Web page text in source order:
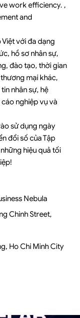
work efficiency. ,
and
với đa dạng
hồ sơ nhân sự,
đào tạo, thời gian
mại khác,
nhân sự, hệ
nghiệp vụ và
sử dụng ngày
đổi số của Tập
hiệu quả tối
Nebula
Chinh Street,
Ho Chi Minh City